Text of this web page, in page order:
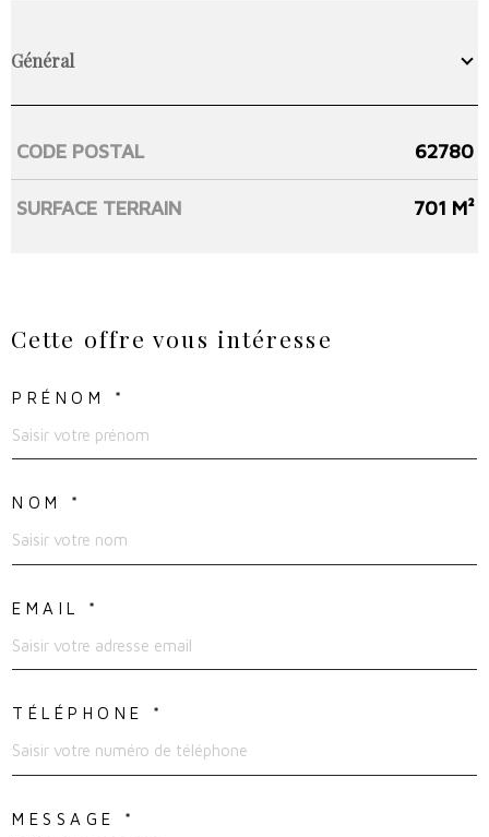
Général
Caractérisque Valeurs
CODE POSTAL 62780
SURFACE TERRAIN 701 M²
Cette offre vous intéresse
PRÉNOM *
NOM *
EMAIL *
TÉLÉPHONE *
MESSAGE *